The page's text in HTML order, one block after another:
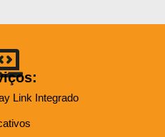
Link Integrado